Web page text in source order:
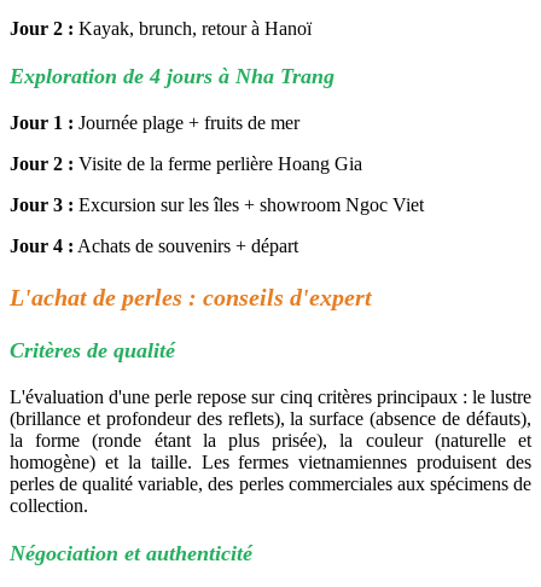
Jour 2 : Kayak, brunch, retour à Hanoï
Exploration de 4 jours à Nha Trang
Jour 1 : Journée plage + fruits de mer
Jour 2 : Visite de la ferme perlière Hoang Gia
Jour 3 : Excursion sur les îles + showroom Ngoc Viet
Jour 4 : Achats de souvenirs + départ
L'achat de perles : conseils d'expert
Critères de qualité
L'évaluation d'une perle repose sur cinq critères principaux : le lustre
(brillance et profondeur des reflets), la surface (absence de défauts),
la forme (ronde étant la plus prisée), la couleur (naturelle et
homogène) et la taille. Les fermes vietnamiennes produisent des
perles de qualité variable, des perles commerciales aux spécimens de
collection.
Négociation et authenticité